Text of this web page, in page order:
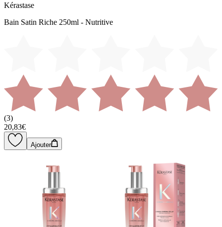
Kérastase
Bain Satin Riche 250ml - Nutritive
(3)
20,83€
Ajouter